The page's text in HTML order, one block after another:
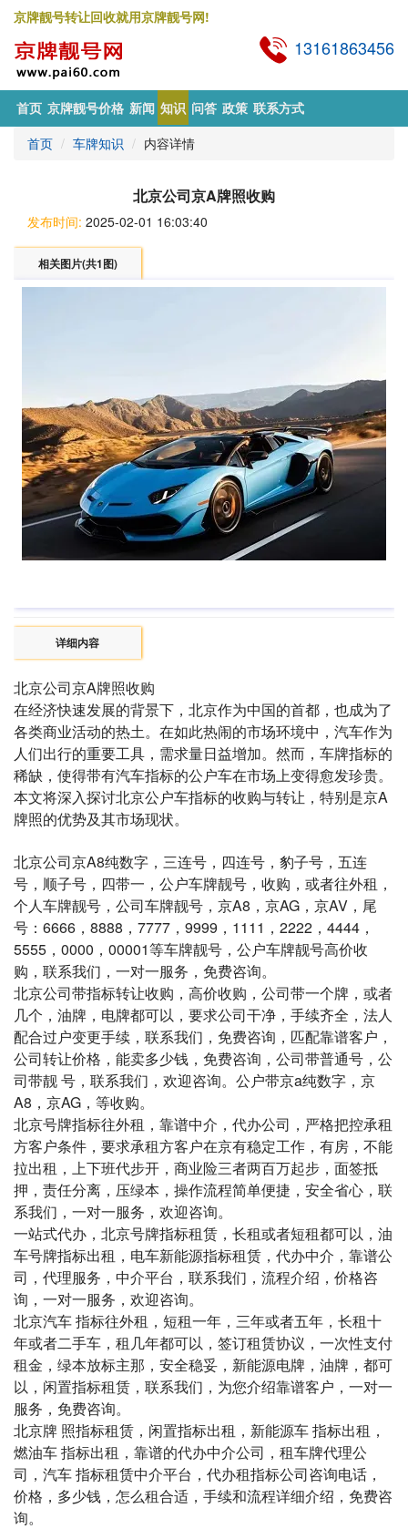
京牌靓号转让回收就用京牌靓号网!
13161863456
首页 京牌靓号价格 新闻 知识 问答 政策 联系方式
首页
车牌知识 内容详情
北京公司京A牌照收购
发布时间: 2025-02-01 16:03:40
相关图片(共1图)
详细内容
北京公司京A牌照收购
在经济快速发展的背景下，北京作为中国的首都，也成为了
各类商业活动的热土。在如此热闹的市场环境中，汽车作为
人们出行的重要工具，需求量日益增加。然而，车牌指标的
稀缺，使得带有汽车指标的公户车在市场上变得愈发珍贵。
本文将深入探讨北京公户车指标的收购与转让，特别是京A
牌照的优势及其市场现状。
北京公司京A8纯数字，三连号，四连号，豹子号，五连
号，顺子号，四带一，公户车牌靓号，收购，或者往外租，
个人车牌靓号，公司车牌靓号，京A8，京AG，京AV，尾
号：6666，8888，7777，9999，1111，2222，4444，
5555，0000，00001等车牌靓号，公户车牌靓号高价收
购，联系我们，一对一服务，免费咨询。
北京公司带指标转让收购，高价收购，公司带一个牌，或者
几个，油牌，电牌都可以，要求公司干净，手续齐全，法人
配合过户变更手续，联系我们，免费咨询，匹配靠谱客户，
公司转让价格，能卖多少钱，免费咨询，公司带普通号，公
司带靓 号，联系我们，欢迎咨询。公户带京a纯数字，京
A8，京AG，等收购。
北京号牌指标往外租，靠谱中介，代办公司，严格把控承租
方客户条件，要求承租方客户在京有稳定工作，有房，不能
拉出租，上下班代步开，商业险三者两百万起步，面签抵
押，责任分离，压绿本，操作流程简单便捷，安全省心，联
系我们，一对一服务，欢迎咨询。
一站式代办，北京号牌指标租赁，长租或者短租都可以，油
车号牌指标出租，电车新能源指标租赁，代办中介，靠谱公
司，代理服务，中介平台，联系我们，流程介绍，价格咨
询，一对一服务，欢迎咨询。
北京汽车 指标往外租，短租一年，三年或者五年，长租十
年或者二手车，租几年都可以，签订租赁协议，一次性支付
租金，绿本放标主那，安全稳妥，新能源电牌，油牌，都可
以，闲置指标租赁，联系我们，为您介绍靠谱客户，一对一
服务，免费咨询。
北京牌 照指标租赁，闲置指标出租，新能源车 指标出租，
燃油车 指标出租，靠谱的代办中介公司，租车牌代理公
司，汽车 指标租赁中介平台，代办租指标公司咨询电话，
价格，多少钱，怎么租合适，手续和流程详细介绍，免费咨
询。